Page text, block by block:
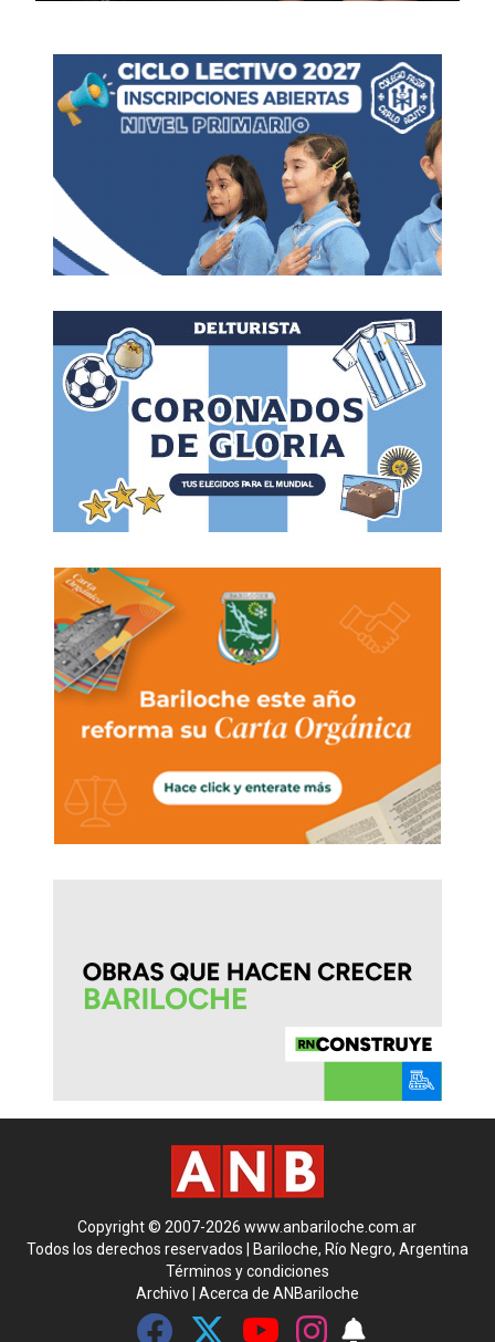
Copyright © 2007-2026 www.anbariloche.com.ar
Todos los derechos reservados | Bariloche, Río Negro, Argentina
Términos y condiciones
Archivo
Acerca de ANBariloche